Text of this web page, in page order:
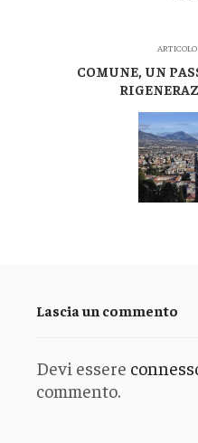
COMUNE, UN
Lascia un commento
Devi essere
commento.